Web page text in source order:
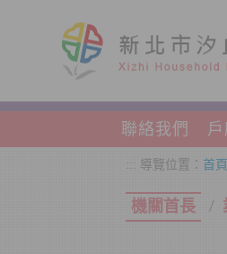
聯絡我們
::: 導覽位置： 首頁
機關首長 /